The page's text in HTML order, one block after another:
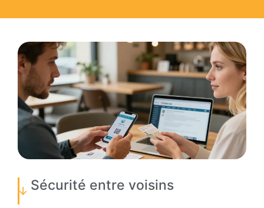
Sécurité entre voisins